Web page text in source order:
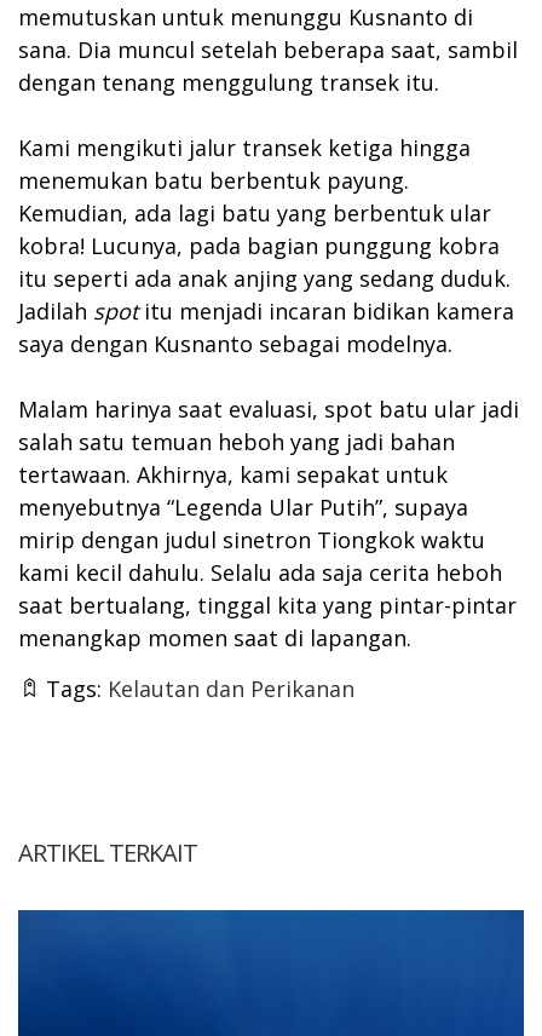
memutuskan untuk menunggu Kusnanto di
sana. Dia muncul setelah beberapa saat, sambil
dengan tenang menggulung transek itu.
Kami mengikuti jalur transek ketiga hingga
menemukan batu berbentuk payung.
Kemudian, ada lagi batu yang berbentuk ular
kobra! Lucunya, pada bagian punggung kobra
itu seperti ada anak anjing yang sedang duduk.
Jadilah spotitu menjadi incaran bidikan kamera
saya dengan Kusnanto sebagai modelnya.
Malam harinya saat evaluasi, spot batu ular jadi
salah satu temuan heboh yang jadi bahan
tertawaan. Akhirnya, kami sepakat untuk
menyebutnya “Legenda Ular Putih”, supaya
mirip dengan judul sinetron Tiongkok waktu
kami kecil dahulu. Selalu ada saja cerita heboh
saat bertualang, tinggal kita yang pintar-pintar
menangkap momen saat di lapangan.
Tags: Kelautan dan Perikanan
ARTIKEL TERKAIT